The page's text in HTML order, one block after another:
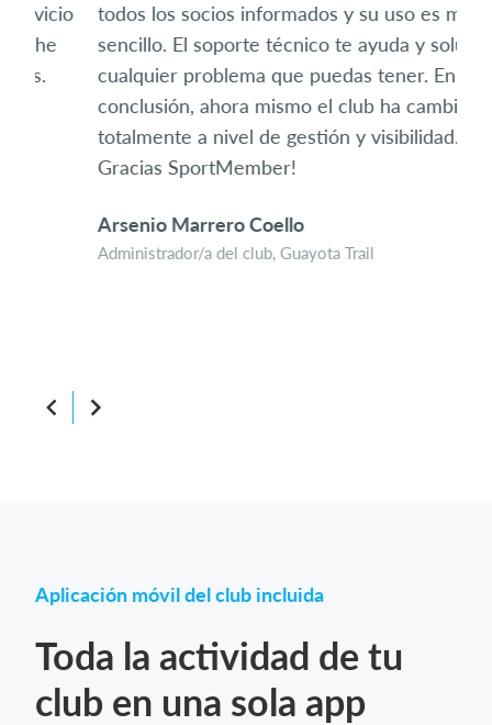
todos los socios informados y su uso es muy
sencillo. El soporte técnico te ayuda y soluciona
cualquier problema que puedas tener. En
conclusión, ahora mismo el club ha cambiado
totalmente a nivel de gestión y visibilidad.
Gracias SportMember!
Arsenio Marrero Coello
Administrador/a del club, Guayota Trail
Aplicación móvil del club incluida
Toda la actividad de tu
club en una sola app